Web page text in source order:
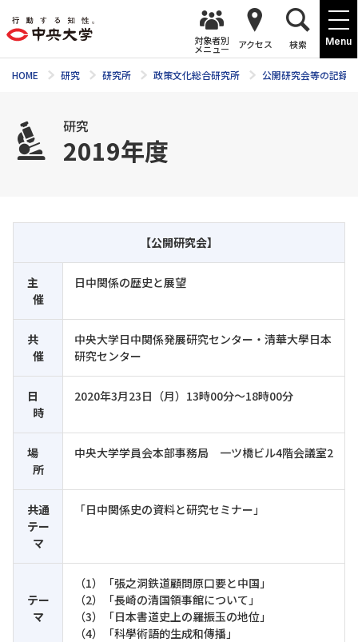
Menu
対象者別
メニュー アクセス 検索
HOME 研究 研究所 政策文化総合研究所 公開研究会等の記録
研究
2019年度
【公開研究会】
主
催
日中関係の歴史と展望
共
催
中央大学日中関係発展研究センター・清華大學日本
研究センター
日
時
2020年3月23日（月）13時00分～18時00分
場
所
中央大学学員会本部事務局 一ツ橋ビル4階会議室2
共通
テー
マ
「日中関係史の資料と研究セミナー」
テー
マ
（1）「張之洞鉄道顧問原口要と中国」
（2）「長崎の清国領事館について」
（3）「日本書道史上の羅振玉の地位」
（4）「科學術語的生成和傳播」